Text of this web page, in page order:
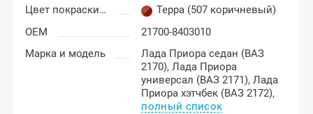
Цвет покраски Лада Приора
Терра (507 коричневый)
OEM
21700-8403010
Марка и модель
Лада Приора седан (ВАЗ
2170),Лада Приора
универсал (ВАЗ 2171),Лада
Приора хэтчбек (ВАЗ 2172),
полный список